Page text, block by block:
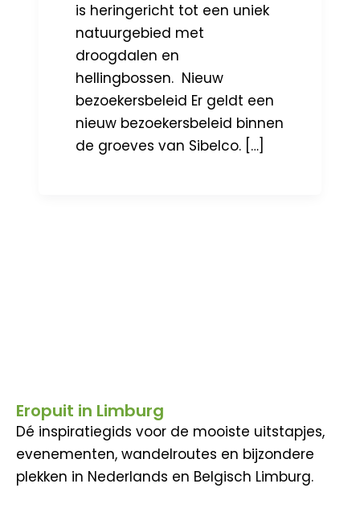
is heringericht tot een uniek
natuurgebied met
droogdalen en
hellingbossen. Nieuw
bezoekersbeleid Er geldt een
nieuw bezoekersbeleid binnen
de groeves van Sibelco. […]
Eropuit in Limburg
Dé inspiratiegids voor de mooiste uitstapjes,
evenementen, wandelroutes en bijzondere
plekken in Nederlands en Belgisch Limburg.